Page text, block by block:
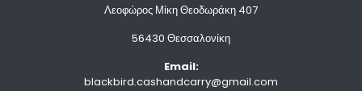
Λεοφώρος Μίκη Θεοδωράκη 407
56430 Θεσσαλονίκη
Email:
blackbird.cashandcarry@gmail.com